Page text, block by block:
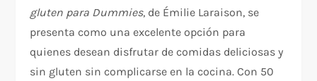
gluten para Dummies, de Émilie Laraison, se
presenta como una excelente opción para
quienes desean disfrutar de comidas deliciosas y
sin gluten sin complicarse en la cocina. Con 50